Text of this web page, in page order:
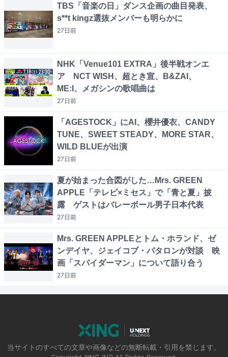
TBS「音楽の日」ダンス企画の曲目発表、
s**t kingz選抜メンバーも明らかに
27日前
NHK「Venue101 EXTRA」後半戦オンエ
ア NCT WISH、超とき宣、B&ZAI、
ME:I、メガシンの歌唱曲は
27日前
「AGESTOCK」にAI、櫻井優衣、CANDY
TUNE、SWEET STEADY、MORE STAR、
WILD BLUEが出演
27日前
夏が始まった合図がした…Mrs. GREEN
APPLE「テレビ×ミセス」で「青と夏」披
露 ゲストはバレーボール男子日本代表
27日前
Mrs. GREEN APPLEとトム・ホランド、ゼ
ンデイヤ、ジェイコブ・バタロンが対談 映
画「スパイダーマン」について語り合う
27日前
当サイトのすべての文章や画像などの無断転載・引用を禁じます。